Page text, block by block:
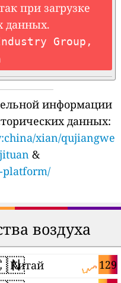
при загрузке
данных.
Group,
информации
данных:
xian/qujiangwe
&
platform/
воздуха
129
Китай